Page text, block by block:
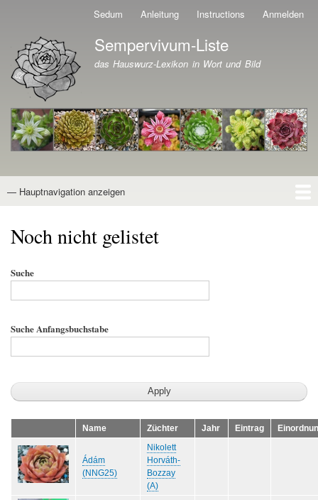
Direkt
zum
Inhalt
Sedum Anleitung Instructions Anmelden
Branding der Website
Sempervivum-Liste
das Hauswurz-Lexikon in Wort und Bild
Hauptnavigation
— Hauptnavigation anzeigen
Noch nicht gelistet
Suche
Suche Anfangsbuchstabe
Name Züchter Jahr Eintrag
Ádám
(NNG25)
Nikolett
Horváth-
Bozzay
(A)